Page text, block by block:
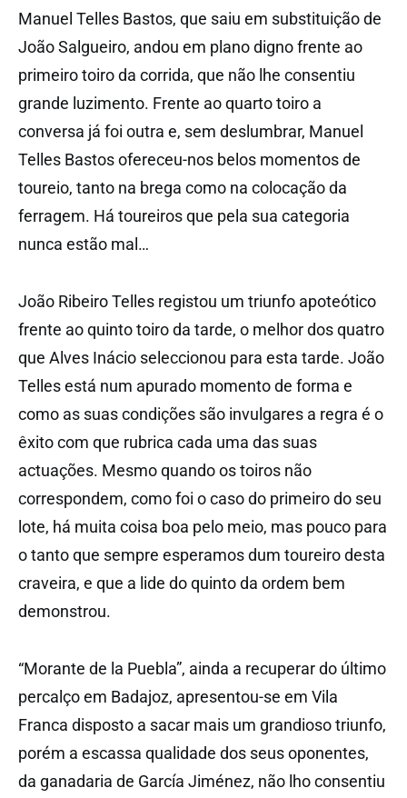
Manuel Telles Bastos, que saiu em substituição de
João Salgueiro, andou em plano digno frente ao
primeiro toiro da corrida, que não lhe consentiu
grande luzimento. Frente ao quarto toiro a
conversa já foi outra e, sem deslumbrar, Manuel
Telles Bastos ofereceu-nos belos momentos de
toureio, tanto na brega como na colocação da
ferragem. Há toureiros que pela sua categoria
nunca estão mal…
João Ribeiro Telles registou um triunfo apoteótico
frente ao quinto toiro da tarde, o melhor dos quatro
que Alves Inácio seleccionou para esta tarde. João
Telles está num apurado momento de forma e
como as suas condições são invulgares a regra é o
êxito com que rubrica cada uma das suas
actuações. Mesmo quando os toiros não
correspondem, como foi o caso do primeiro do seu
lote, há muita coisa boa pelo meio, mas pouco para
o tanto que sempre esperamos dum toureiro desta
craveira, e que a lide do quinto da ordem bem
demonstrou.
“Morante de la Puebla”, ainda a recuperar do último
percalço em Badajoz, apresentou-se em Vila
Franca disposto a sacar mais um grandioso triunfo,
porém a escassa qualidade dos seus oponentes,
da ganadaria de García Jiménez, não lho consentiu